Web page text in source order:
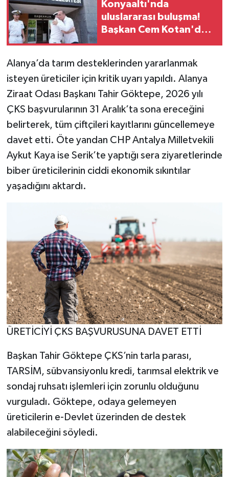
Konyaaltı'nda
uluslararası buluşma!
Başkan Cem Kotan'dan
Alanya’da tarım desteklerinden yararlanmak
isteyen üreticiler için kritik uyarı yapıldı. Alanya
Ziraat Odası Başkanı Tahir Göktepe, 2026 yılı
ÇKS başvurularının 31 Aralık’ta sona ereceğini
belirterek, tüm çiftçileri kayıtlarını güncellemeye
davet etti. Öte yandan CHP Antalya Milletvekili
Aykut Kaya ise Serik’te yaptığı sera ziyaretlerinde
biber üreticilerinin ciddi ekonomik sıkıntılar
yaşadığını aktardı.
ÜRETİCİYİ ÇKS BAŞVURUSUNA DAVET ETTİ
Başkan Tahir Göktepe ÇKS’nin tarla parası,
TARSİM, sübvansiyonlu kredi, tarımsal elektrik ve
sondaj ruhsatı işlemleri için zorunlu olduğunu
vurguladı. Göktepe, odaya gelemeyen
üreticilerin e-Devlet üzerinden de destek
alabileceğini söyledi.